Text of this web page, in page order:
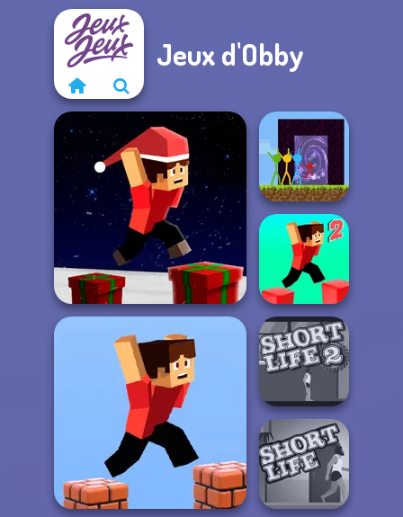
Jeux d'Obby
Parkour Block Xmas
Special
Stickman
Parkour Skyland
Parkour Block 2
Short Life 2